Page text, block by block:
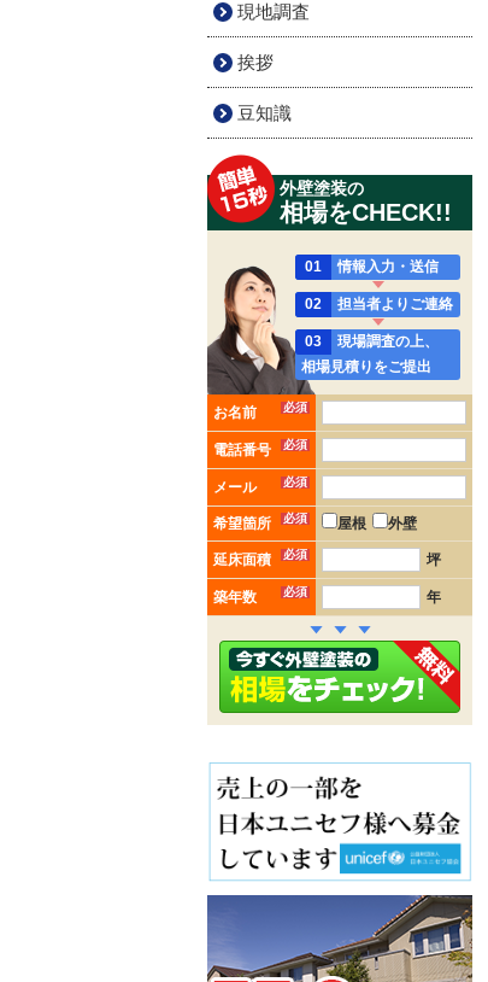
現地調査
挨拶
豆知識
外壁塗装の
相場をCHECK!!
01 情報入力・送信
02 担当者よりご連絡
03
現場調査の上、
相場見積りをご提出
お名前 必須
電話番号 必須
メール 必須
希望箇所 必須 屋根 外壁
延床面積 必須 坪
築年数 必須 年